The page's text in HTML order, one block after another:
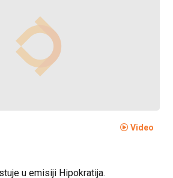
Video
u emisiji Hipokratija.